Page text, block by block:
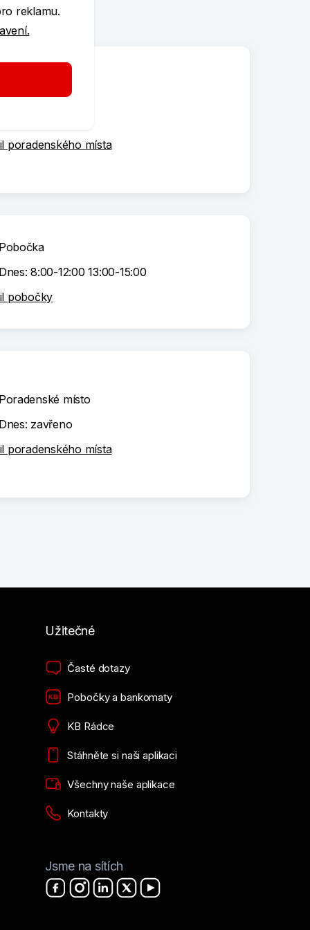
místo
poradenského místa
8:00-12:00 13:00-15:00
pobočky
místo
zavřeno
poradenského místa
Užitečné
Časté dotazy
Pobočky a bankomaty
KB Rádce
Stáhněte si naši aplikaci
Všechny naše aplikace
Kontakty
Jsme na sítích
reklamu.